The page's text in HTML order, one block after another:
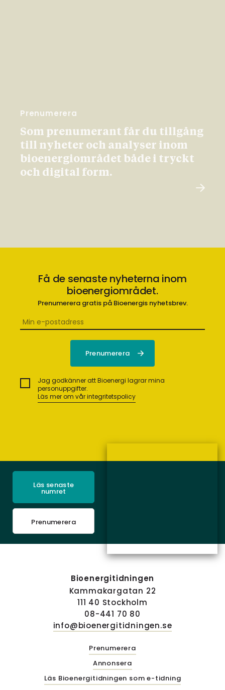
Prenumerera
Som prenumerant får du tillgång
till nyheter och analyser inom
bioenergiområdet både i tryckt
och digital form.
Få de senaste nyheterna inom
bioenergiområdet.
Prenumerera gratis på Bioenergis nyhetsbrev.
Jag godkänner att Bioenergi lagrar mina
personuppgifter.
Läs mer om vår integritetspolicy
Läs senaste
numret
Prenumerera
Bioenergitidningen
Kammakargatan 22
111 40 Stockholm
08-441 70 80
info@bioenergitidningen.se
Prenumerera
Annonsera
Läs Bioenergitidningen som e-tidning